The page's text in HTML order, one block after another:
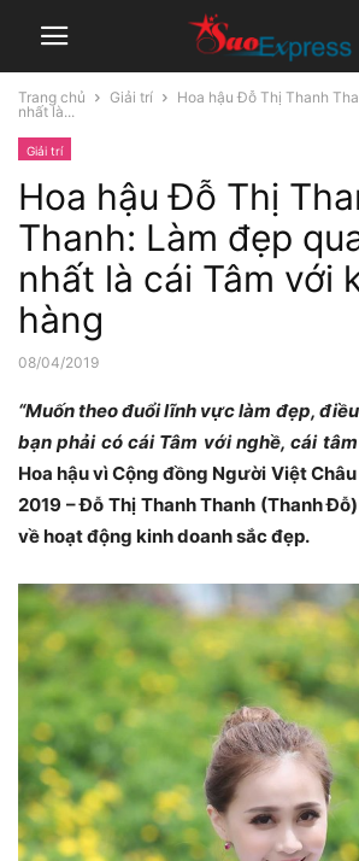
Trang chủ Giải trí
Hoa hậu Đỗ Thị Thanh
nhất là...
Giải trí
Hoa hậu Đỗ Thị
Thanh: Làm đẹp
nhất là cái Tâm với
hàng
08/04/2019
“Muốn theo đuổi lĩnh vực làm đẹp,
bạn phải có cái Tâm với nghề, cái
Hoa hậu vì Cộng đồng Người Việt
2019 – Đỗ Thị Thanh Thanh (Thanh
về hoạt động kinh doanh sắc đẹp.